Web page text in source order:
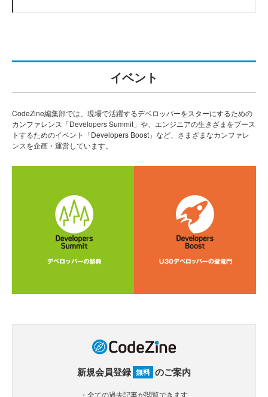
イベント
CodeZine編集部では、現場で活躍するデベロッパーをスターにするための
カンファレンス「Developers Summit」や、エンジニアの生きざまをブース
トするためのイベント「Developers Boost」など、さまざまなカンファレ
ンスを企画・運営しています。
新規会員登録 無料 のご案内
・全ての過去記事が閲覧できます